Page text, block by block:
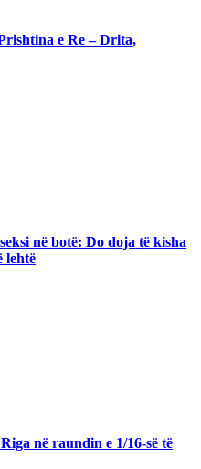
e Re – Drita,
në botë: Do doja të kisha
lehtë
në raundin e 1/16-së të